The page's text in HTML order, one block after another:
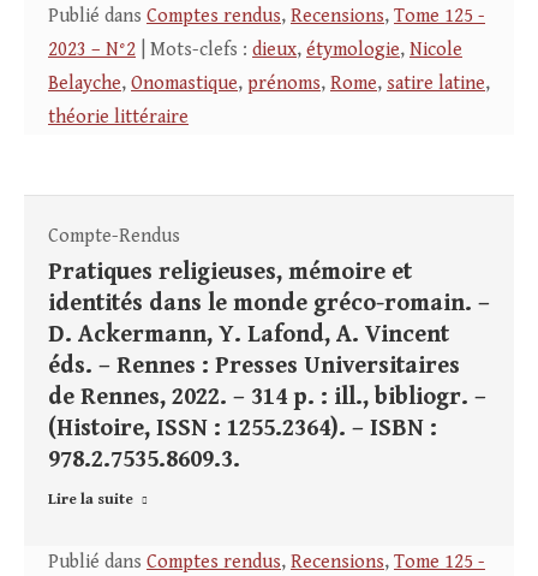
Publié dans Comptes rendus, Recensions, Tome 125 -
2023 – N°2 | Mots-clefs : dieux, étymologie, Nicole
Belayche, Onomastique, prénoms, Rome, satire latine,
théorie littéraire
Compte-Rendus
Pratiques religieuses, mémoire et
identités dans le monde gréco-romain. –
D. Ackermann, Y. Lafond, A. Vincent
éds. – Rennes : Presses Universitaires
de Rennes, 2022. – 314 p. : ill., bibliogr. –
(Histoire, ISSN : 1255.2364). – ISBN :
978.2.7535.8609.3.
Lire la suite
Publié dans Comptes rendus, Recensions, Tome 125 -